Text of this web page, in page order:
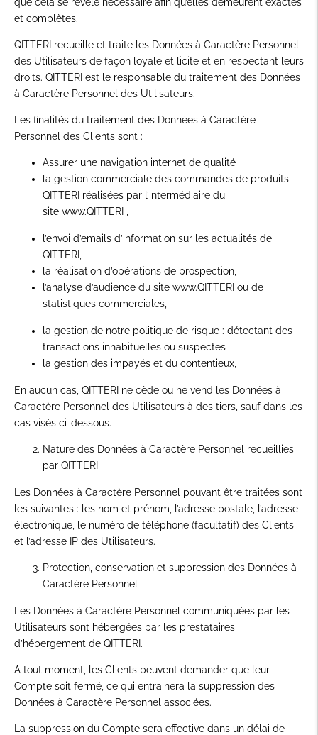
et complètes.
QITTERI recueille et traite les Données à Caractère Personnel
des Utilisateurs de façon loyale et licite et en respectant leurs
droits. QITTERI est le responsable du traitement des Données
à Caractère Personnel des Utilisateurs.
Les finalités du traitement des Données à Caractère
Personnel des Clients sont :
Assurer une navigation internet de qualité
la gestion commerciale des commandes de produits
QITTERI réalisées par l’intermédiaire du
site www.QITTERI
l’envoi d’emails d’information sur les actualités de
QITTERI,
la réalisation d’opérations de prospection,
l’analyse d’audience du site www.QITTERI ou de
statistiques commerciales,
la gestion de notre politique de risque : détectant des
transactions inhabituelles ou suspectes
la gestion des impayés et du contentieux,
En aucun cas, QITTERI ne cède ou ne vend les Données à
Caractère Personnel des Utilisateurs à des tiers, sauf dans les
cas visés ci-dessous.
Nature des Données à Caractère Personnel recueillies
par QITTERI
Les Données à Caractère Personnel pouvant être traitées sont
les suivantes : les nom et prénom, l’adresse postale, l’adresse
électronique, le numéro de téléphone (facultatif) des Clients
et l’adresse IP des Utilisateurs.
Protection, conservation et suppression des Données à
Caractère Personnel
Les Données à Caractère Personnel communiquées par les
Utilisateurs sont hébergées par les prestataires
d’hébergement de QITTERI.
A tout moment, les Clients peuvent demander que leur
Compte soit fermé, ce qui entrainera la suppression des
Données à Caractère Personnel associées.
La suppression du Compte sera effective dans un délai de